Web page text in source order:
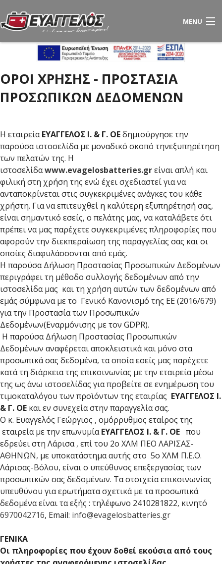
MENU
ΜΠΑΤΑΡΙΕΣ
ΛΙΠΑΝΤΙΚΑ
BRANDS
ΒΡΕΙΤΕ ΜΑΣ
ΕΠΙΛΟΓΗ ΓΛΩΣΣΑΣ:
ε λ e n
ΟΡΟΙ ΧΡΗΣΗΣ - ΠΡΟΣΤΑΣΙΑ
ΠΡΟΣΩΠΙΚΩΝ ΔΕΔΟΜΕΝΩΝ
Η εταιρείαΕΥΑΓΓΕΛΟΣ Ι. & Γ. ΟΕδημιούργησε την
παρούσα ιστοσελίδα με μοναδικό σκοπό τηνεξυπηρέτηση
των πελατών της. Η
ιστοσελίδαwww.evagelosbatteries.grείναι απλή και
φιλική στη χρήση της ενώ έχει σχεδιαστεί για να
ανταποκρίνεται στις συγκεκριμένες ανάγκες του κάθε
χρήστη. Για να επιτευχθεί η καλύτερη εξυπηρέτησή σας,
είναι σημαντικό εσείς, ο πελάτης μας, να καταλάβετε ότι
πρέπει να μας παρέχετε συγκεκριμένες πληροφορίες που
αφορούν την διεκπεραίωση της παραγγελίας σας και οι
οποίες διαφυλάσσονται από εμάς.
Η παρούσα Δήλωση Προστασίας Προσωπικών Δεδομένων
περιγράφει τη μέθοδο συλλογής δεδομένων από την
ιστοσελίδα μας και τη χρήση αυτών των δεδομένων από
εμάς σύμφωνα με το Γενικό Κανονισμό της ΕΕ (2016/679)
για την Προστασία των Προσωπικών
Δεδομένων(Εναρμόνισης με τον GDPR).
Η παρούσα Δήλωση Προστασίας Προσωπικών
Δεδομένων αναφέρεται αποκλειστικά και μόνο στα
προσωπικά σας δεδομένα, τα οποία εσείς μας παρέχετε
κατά τη διάρκεια της επικοινωνίας με την εταιρεία μέσω
της ως άνω ιστοσελίδας για προβείτε σε ενημέρωση του
τιμοκαταλόγου των προϊόντων της εταιρίας ΕΥΑΓΓΕΛΟΣ Ι.
& Γ. ΟΕ και εν συνεχεία στην παραγγελία σας.
Ο κ. Ευαγγελός Γεώργιος , ομόρρυθμος εταίρος της
εταιρεία με την επωνυμίαΕΥΑΓΓΕΛΟΣ Ι. & Γ. ΟΕ που
εδρεύει στη Λάρισα , επί του 2o ΧΛΜ ΠΕΟ ΛΑΡΙΣΑΣ-
ΑΘΗΝΩΝ, με υποκατάστημα αυτής στο 5ο ΧΛΜ Π.Ε.Ο.
Λάρισας-Βόλου, είναι ο υπεύθυνος επεξεργασίας των
προσωπικών σας δεδομένων. Τα στοιχεία επικοινωνίας
υπευθύνου για ερωτήματα σχετικά με τα προσωπικά
δεδομένα είναι τα εξής : τηλέφωνο 2410281822, κινητό
6970042716, Email: info@evagelosbatteries.gr
ΓΕΝΙΚΑ
Οι πληροφορίες που έχουν δοθεί εκούσια από τους